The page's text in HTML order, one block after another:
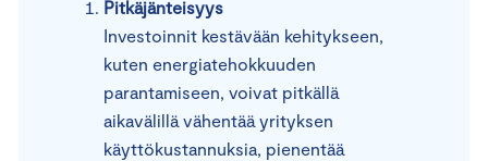
Pitkäjänteisyys
Investoinnit kestävään kehitykseen,
kuten energiatehokkuuden
parantamiseen, voivat pitkällä
aikavälillä vähentää yrityksen
käyttökustannuksia, pienentää